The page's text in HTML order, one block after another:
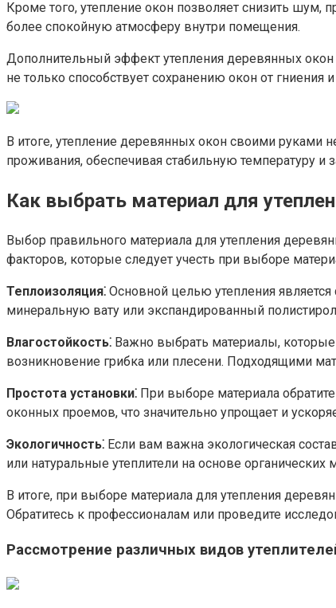
Кроме того, утепление окон позволяет снизить
более спокойную атмосферу внутри помещения.​
Дополнительный эффект утепления деревянных окон
не только способствует сохранению окон от
В итоге, утепление деревянных окон своими руками
проживания, обеспечивая стабильную температуру и
Как выбрать материал для
Выбор правильного материала для утепления
факторов, которые следует учесть при выборе
Теплоизоляция⁚ Основной целью утепления
минеральную вату или экспандированный
Влагостойкость⁚ Важно выбрать материалы,
возникновение грибка или плесени.​ Подходящими
Простота установки⁚ При выборе материала
оконных проемов, что значительно упрощает и
Экологичность⁚ Если вам важна экологическая
или натуральные утеплители на основе
В итоге, при выборе материала для утепления
Обратитесь к профессионалам или проведите
Рассмотрение различных видов